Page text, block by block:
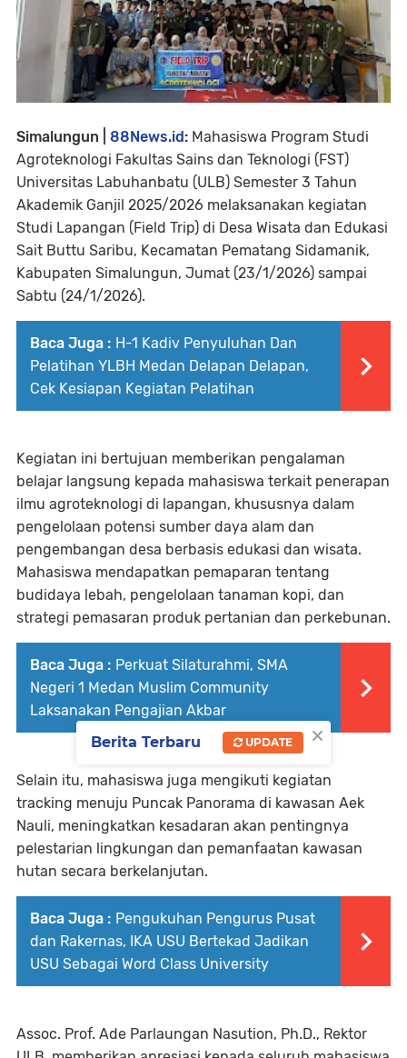
Simalungun | 88News.id: Mahasiswa Program Studi
Agroteknologi Fakultas Sains dan Teknologi (FST)
Universitas Labuhanbatu (ULB) Semester 3 Tahun
Akademik Ganjil 2025/2026 melaksanakan kegiatan
Studi Lapangan (Field Trip) di Desa Wisata dan Edukasi
Sait Buttu Saribu, Kecamatan Pematang Sidamanik,
Kabupaten Simalungun, Jumat (23/1/2026) sampai
Sabtu (24/1/2026).
Baca Juga : H-1 Kadiv Penyuluhan Dan
Pelatihan YLBH Medan Delapan Delapan,
Cek Kesiapan Kegiatan Pelatihan
Kegiatan ini bertujuan memberikan pengalaman
belajar langsung kepada mahasiswa terkait penerapan
ilmu agroteknologi di lapangan, khususnya dalam
pengelolaan potensi sumber daya alam dan
pengembangan desa berbasis edukasi dan wisata.
Mahasiswa mendapatkan pemaparan tentang
budidaya lebah, pengelolaan tanaman kopi, dan
strategi pemasaran produk pertanian dan perkebunan.
Baca Juga : Perkuat Silaturahmi, SMA
Negeri 1 Medan Muslim Community
Laksanakan Pengajian Akbar
Selain itu, mahasiswa juga mengikuti kegiatan
tracking menuju Puncak Panorama di kawasan Aek
Nauli, meningkatkan kesadaran akan pentingnya
pelestarian lingkungan dan pemanfaatan kawasan
hutan secara berkelanjutan.
Baca Juga : Pengukuhan Pengurus Pusat
dan Rakernas, IKA USU Bertekad Jadikan
USU Sebagai Word Class University
Assoc. Prof. Ade Parlaungan Nasution, Ph.D., Rektor
×
Berita Terbaru UPDATE